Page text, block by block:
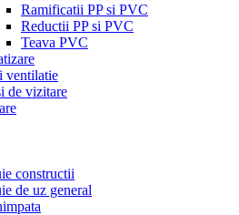
Ramificatii PP si PVC
Reductii PP si PVC
Teava PVC
ventilatie
de vizitare
constructii
de uz general